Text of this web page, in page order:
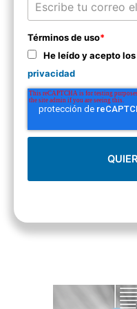
Términos de uso*
He leído y acepto los
privacidad